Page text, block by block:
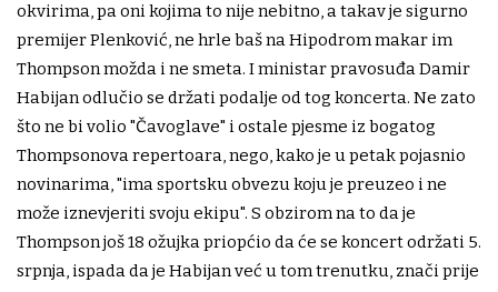
okvirima, pa oni kojima to nije nebitno, a takav je sigurno
premijer Plenković, ne hrle baš na Hipodrom makar im
Thompson možda i ne smeta. I ministar pravosuđa Damir
Habijan odlučio se držati podalje od tog koncerta. Ne zato
što ne bi volio "Čavoglave" i ostale pjesme iz bogatog
Thompsonova repertoara, nego, kako je u petak pojasnio
novinarima, "ima sportsku obvezu koju je preuzeo i ne
može iznevjeriti svoju ekipu". S obzirom na to da je
Thompson još 18 ožujka priopćio da će se koncert održati 5.
srpnja, ispada da je Habijan već u tom trenutku, znači prije